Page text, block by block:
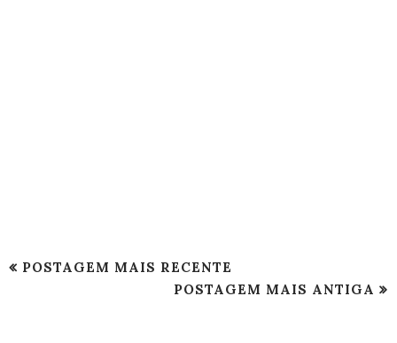
POSTAGEM MAIS RECENTE
POSTAGEM MAIS ANTIGA